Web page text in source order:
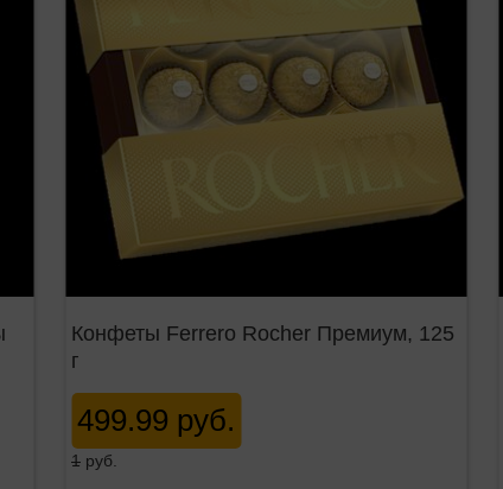
Конфеты Ferrero Rocher Премиум, 125
г
499.99 руб.
1 руб.